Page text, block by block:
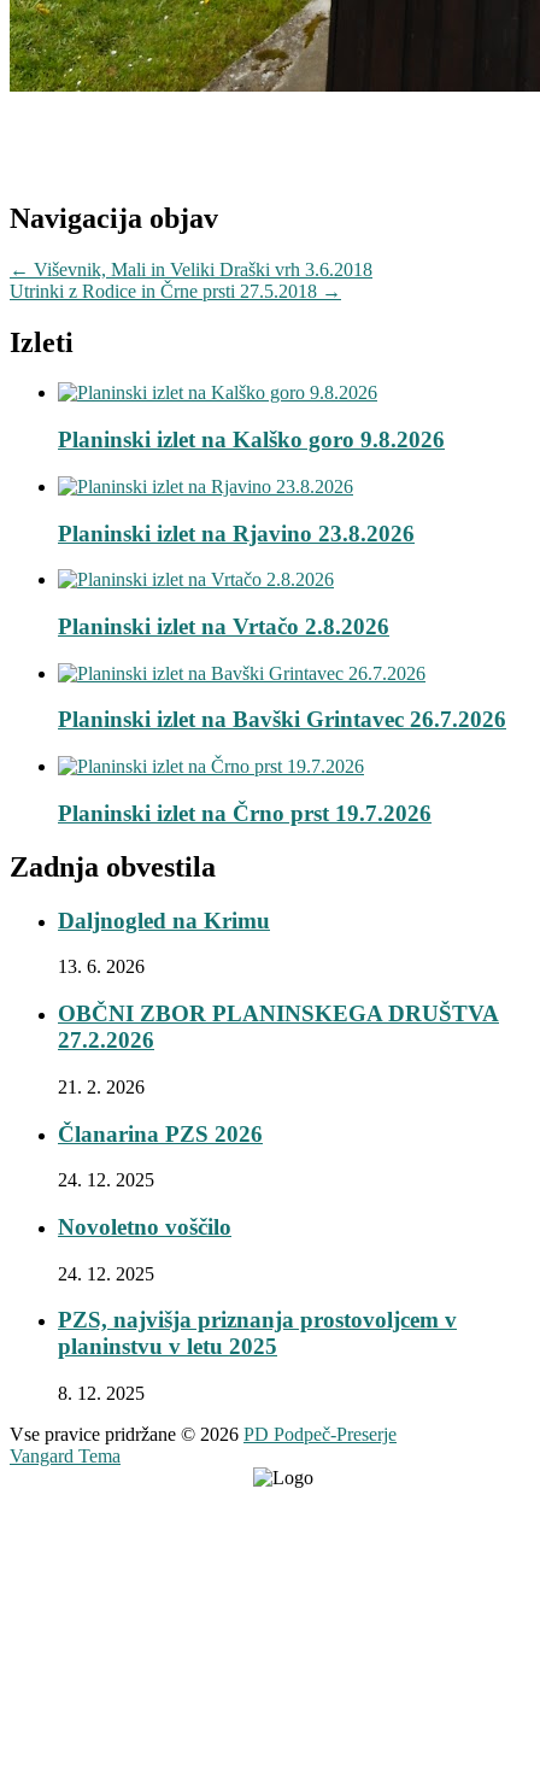
Navigacija objav
← Viševnik, Mali in Veliki Draški vrh 3.6.2018
Utrinki z Rodice in Črne prsti 27.5.2018 →
Izleti
Planinski izlet na Kalško goro 9.8.2026
Planinski izlet na Rjavino 23.8.2026
Planinski izlet na Vrtačo 2.8.2026
Planinski izlet na Bavški Grintavec 26.7.2026
Planinski izlet na Črno prst 19.7.2026
Zadnja obvestila
Daljnogled na Krimu
13. 6. 2026
OBČNI ZBOR PLANINSKEGA DRUŠTVA
27.2.2026
21. 2. 2026
Članarina PZS 2026
24. 12. 2025
Novoletno voščilo
24. 12. 2025
PZS, najvišja priznanja prostovoljcem v
planinstvu v letu 2025
8. 12. 2025
Vse pravice pridržane © 2026 PD Podpeč-Preserje
Vangard Tema